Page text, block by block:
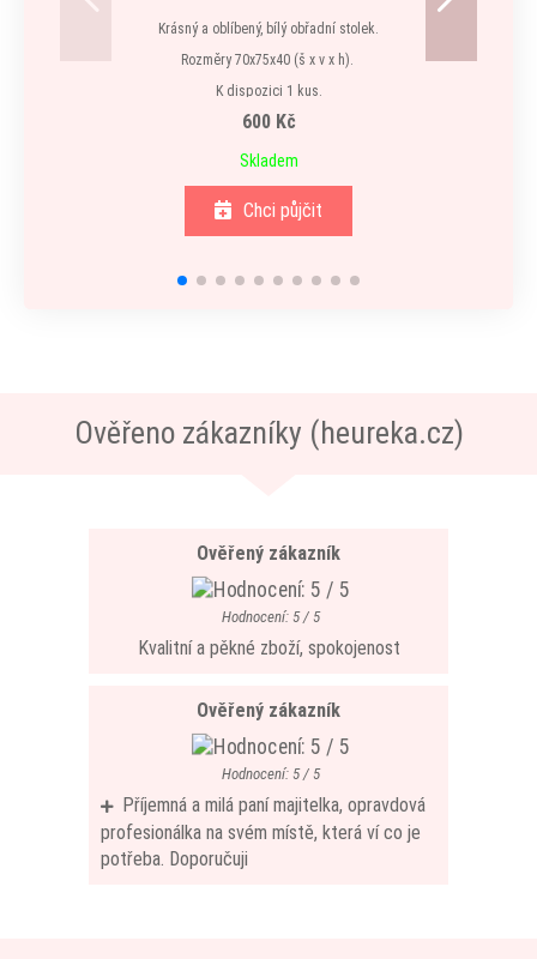
Krásný a oblíbený, bílý obřadní stolek.
Rozměry 70x75x40 (š x v x h).
K dispozici 1 kus.
600 Kč
Skladem
Chci půjčit
Ověřeno zákazníky (heureka.cz)
Ověřený zákazník
Hodnocení: 5 / 5
Kvalitní a pěkné zboží, spokojenost
Ověřený zákazník
Hodnocení: 5 / 5
Příjemná a milá paní majitelka, opravdová
profesionálka na svém místě, která ví co je
potřeba. Doporučuji